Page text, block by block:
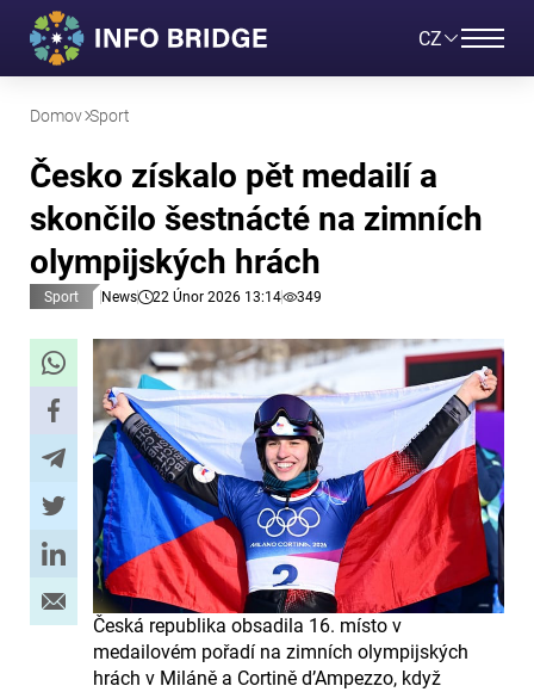
CZ
Domov Sport
Česko získalo pět medailí a
skončilo šestnácté na zimních
olympijských hrách
Sport News 22 Únor 2026 13:14 349
Česká republika obsadila 16. místo v
medailovém pořadí na zimních olympijských
hrách v Miláně a Cortině d’Ampezzo, když